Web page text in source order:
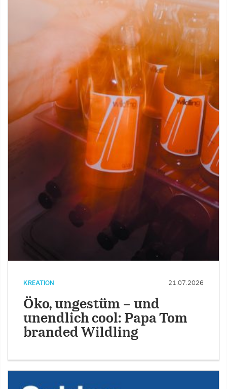
KREATION 21.07.2026
Öko, ungestüm – und
unendlich cool: Papa Tom
branded Wildling